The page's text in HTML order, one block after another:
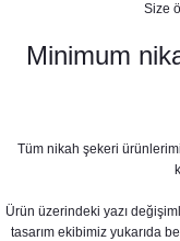
Gold Blue Yapraklı Konsept
890,00 TL
Size
Minimum
Tüm nikah şekeri
Ürün üzerindeki yazı
tasarım ekibimiz yukarıda